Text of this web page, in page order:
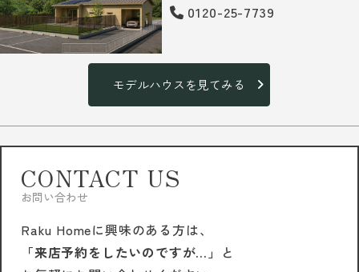
0120-25-7739
モデルハウスを見てみる
CONTACT US
お問い合わせ
Raku Homeに興味のある方は、
「来店予約をしたいのですが…」 と